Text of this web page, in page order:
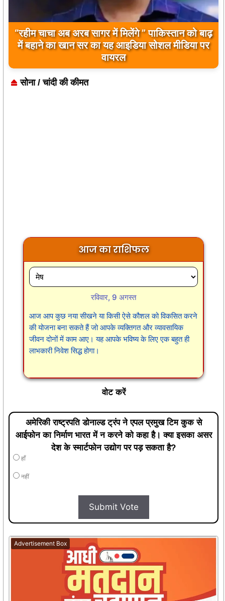
बिलावल भुट्टो द्वारा सिंधु नदी और भारत को लेकर दिए गए
बयान पर भारत के केंद्रीय मंत्रियों की कड़ी प्रतिक्रिया
सोना / चांदी की कीमत
आज का राशिफल
रविवार, 9 अगस्त
आज आप कुछ नया सीखने या किसी ऐसे कौशल को विकसित करने
की योजना बना सकते हैं जो आपके व्यक्तिगत और व्यावसायिक
जीवन दोनों में काम आए। यह आपके भविष्य के लिए एक बहुत ही
लाभकारी निवेश सिद्ध होगा।
वोट करें
अमेरिकी राष्ट्रपति डोनाल्ड ट्रंप ने एपल प्रमुख टिम कुक से
आईफोन का निर्माण भारत में न करने को कहा है। क्या इसका असर
देश के स्मार्टफोन उद्योग पर पड़ सकता है?
हाँ
नहीं
Submit Vote
Advertisement Box